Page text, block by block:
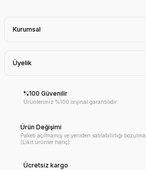
Kurumsal
Üyelik
%100 Güvenilir
Ürünlerimiz %100 orijinal garantilidir.
Ürün Değişimi
Paketi açılmamış ve yeniden satılabilirliği
(Likit ürünler hariç)
Ücretsiz kargo